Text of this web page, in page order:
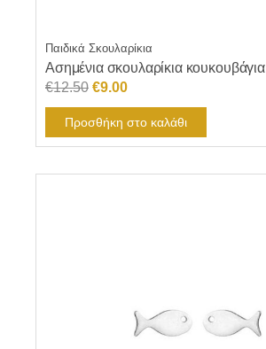
Παιδικά Σκουλαρίκια
Ασημένια σκουλαρίκια κουκουβάγια
€12.50 Original
price
was:
€12.50.
€9.00Η
τρέχουσα
τιμή
είναι:
€9.00.
Προσθήκη στο καλάθι